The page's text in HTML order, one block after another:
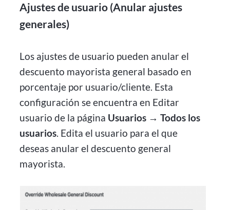
Ajustes de usuario (Anular ajustes
generales)
Los ajustes de usuario pueden anular el
descuento mayorista general basado en
porcentaje por usuario/cliente. Esta
configuración se encuentra en Editar
usuario de la página Usuarios → Todos los
usuarios . Edita el usuario para el que
deseas anular el descuento general
mayorista.